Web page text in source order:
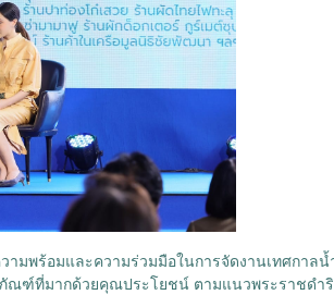
มพร้อมและความร่วมมือในการจัดงานเทศกาลน้
ฑ์ที่มากด้วยคุณประโยชน์ ตามแนวพระราชดำ